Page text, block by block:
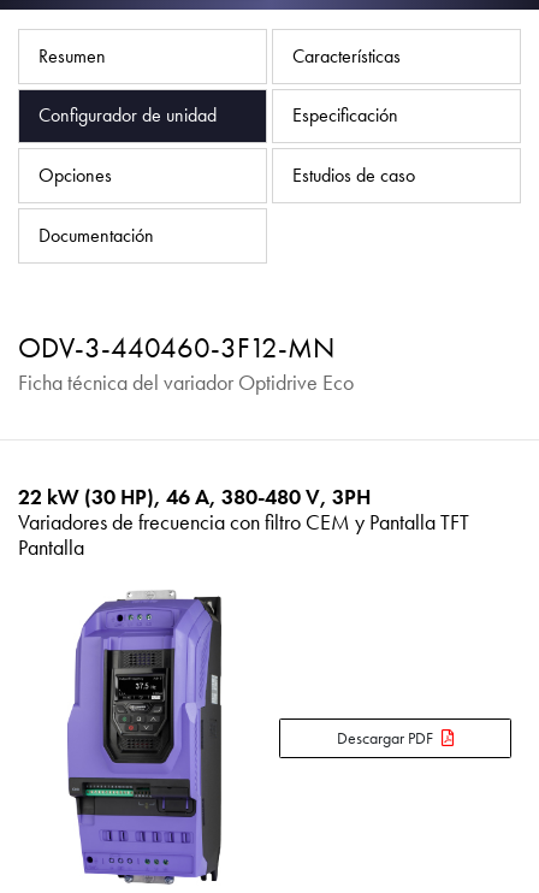
Resumen Características
Configurador de unidad Especificación
Opciones Estudios de caso
Documentación
ODV-3-440460-3F12-MN
Ficha técnica del variador Optidrive Eco
22 kW (30 HP), 46 A, 380-480 V, 3PH
Variadores de frecuencia con filtro CEM y Pantalla TFT
Pantalla
Descargar PDF
Política de privacidad
Mapa del sitio
iSource